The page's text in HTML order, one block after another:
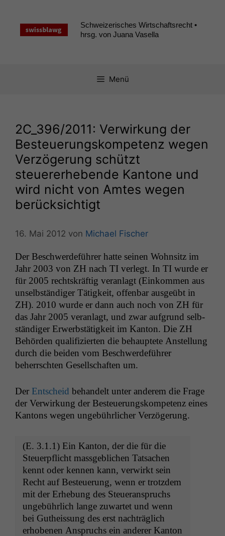
springen
Schweizerisches Wirtschaftsrecht •
hrsg. von Juana Vasella
Menü
2C_396/2011: Verwirkung der
Besteuerungskompetenz wegen
Verzögerung schützt
steuererhebende Kantone und
wird nicht von Amtes wegen
berücksichtigt
16. Mai 2012 von Michael Fischer
Der Beschw­erde­führer hat­te seinen Wohn­sitz im
Jahr 2003 von ZH nach TI ver­legt. In TI wurde er
für 2005 recht­skräftig ver­an­lagt (Einkom­men aus
unselb­ständi­ger Tätigkeit, offen­bar aus­geübt in
ZH). 2010 wurde er dann auch noch von ZH für
das Jahr 2005 ver­an­lagt, und zwar auf­grund selb­
ständi­ger Erwerb­stätigkeit im Kan­ton. Die ZH
Behör­den qual­i­fizierten die behauptete Anstel­lung
durch die bei­den vom Beschw­erde­führer
beherrscht­en Gesellschaften um.
Der Entscheid behan­delt unter anderem die Frage
der Ver­wirkung der Besteuerungskom­pe­tenz eines
Kan­tons wegen unge­bührlich­er Verzögerung.
(E. 3.1.1) Ein Kan­ton, der die für die
Steuerpflicht mass­ge­blichen Tat­sachen
ken­nt oder ken­nen kann, ver­wirkt sein
Recht auf Besteuerung, wenn er trotz­dem
mit der Erhe­bung des Steuer­anspruchs
unge­bührlich lange zuwartet und wenn
bei Gutheis­sung des erst nachträglich
erhobe­nen Anspruchs ein ander­er Kan­ton